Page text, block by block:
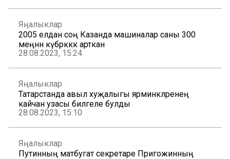
Яңалыклар
2005 елдан соң Казанда машиналар саны 300
меңнән күбрәкккә арткан
28.08.2023, 15:24
Яңалыклар
Татарстанда авыл хуҗалыгы ярминкәләренең
кайчан узасы билгеле булды
28.08.2023, 15:10
Яңалыклар
Путинның матбугат секретаре Пригожинның